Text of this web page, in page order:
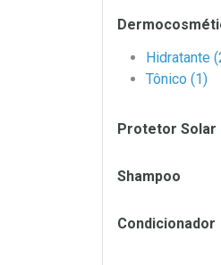
Filtros
Hidratante
Tônico (1)
Protetor Solar
Shampoo
Condicionador